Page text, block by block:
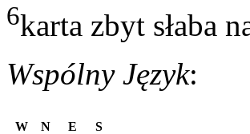
6karta zbyt słaba
Wspólny Język:
W N E S